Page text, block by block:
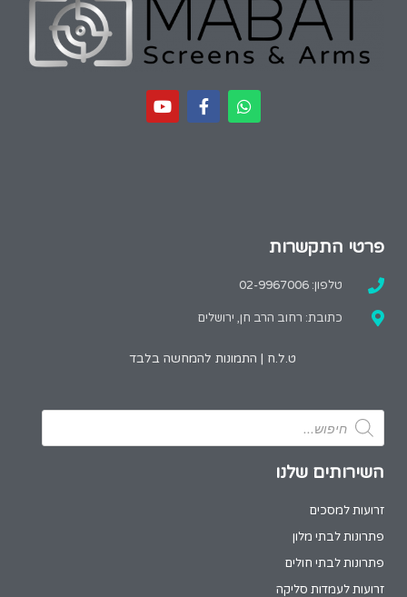
פרטי התקשרות
טלפון: 02-9967006
כתובת: רחוב הרב חן, ירושלים
ט.ל.ח | התמונות להמחשה בלבד
השירותים שלנו
זרועות למסכים
פתרונות לבתי מלון
פתרונות לבתי חולים
זרועות לעמדות סליקה